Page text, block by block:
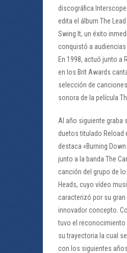
discográfica
edita el álbum The
Swing It, un éxito
conquistó a audiencias
En 1998, actuó junto a
en los Brit Awards
selección de
sonora de la película
Al año siguiente graba
duetos titulado Reload
destaca «Burning
junto a la banda The
canción del grupo de
Heads, cuyo vídeo
caracterizó por su
innovador concepto.
tuvo el
su trayectoria la cual
con los siguientes años.